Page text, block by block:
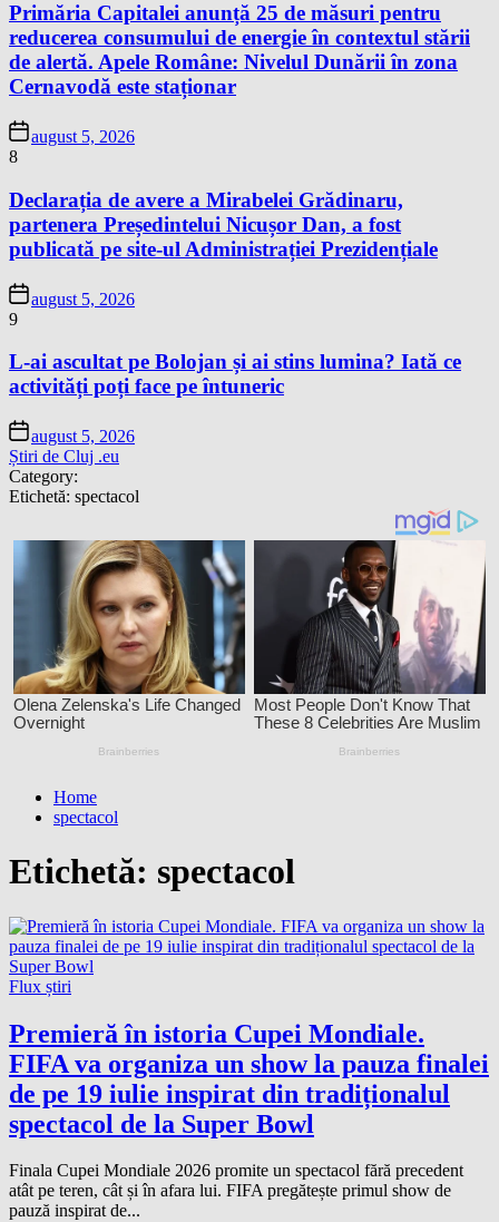
Primăria Capitalei anunță 25 de măsuri pentru
reducerea consumului de energie în contextul stării
de alertă. Apele Române: Nivelul Dunării în zona
Cernavodă este staționar
august 5, 2026
8
Declarația de avere a Mirabelei Grădinaru,
partenera Președintelui Nicușor Dan, a fost
publicată pe site-ul Administrației Prezidențiale
august 5, 2026
9
L-ai ascultat pe Bolojan și ai stins lumina? Iată ce
activități poți face pe întuneric
august 5, 2026
Știri de Cluj .eu
Category:
Etichetă: spectacol
Home
spectacol
Etichetă: spectacol
Flux știri
Premieră în istoria Cupei Mondiale.
FIFA va organiza un show la pauza finalei
de pe 19 iulie inspirat din tradiționalul
spectacol de la Super Bowl
Finala Cupei Mondiale 2026 promite un spectacol fără precedent
atât pe teren, cât și în afara lui. FIFA pregătește primul show de
pauză inspirat de...